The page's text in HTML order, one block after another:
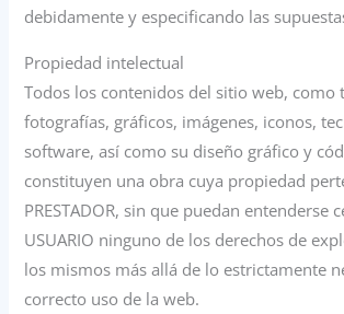
debidamente y especificando las
Propiedad intelectual
Todos los contenidos del sitio web, como
fotografías, gráficos, imágenes, iconos,
software, así como su diseño gráfico y
constituyen una obra cuya propiedad
PRESTADOR, sin que puedan entenderse
USUARIO ninguno de los derechos de
los mismos más allá de lo estrictamente
correcto uso de la web.